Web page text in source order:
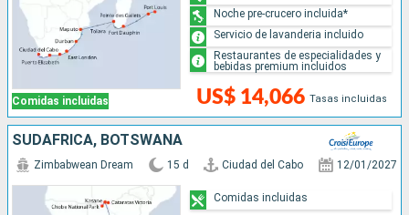
Comidas incluidas US$ 14,066 Tasas incluidas
Noche pre-crucero incluida*
Servicio de lavanderia incluido
Restaurantes de especialidades y
bebidas premium incluidos
SUDAFRICA, BOTSWANA
Zimbabwean Dream 15 d Ciudad del Cabo 12/01/2027
Comidas incluidas